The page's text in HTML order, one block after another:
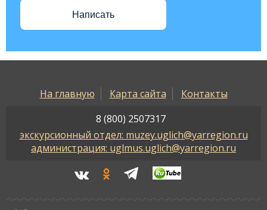
Написать
На главную Карта сайта
Контакты
8 (800) 2507317
экскурсионный отдел: muzey.uglich@yarregion.ru
администрация: uglmus.uglich@yarregion.ru